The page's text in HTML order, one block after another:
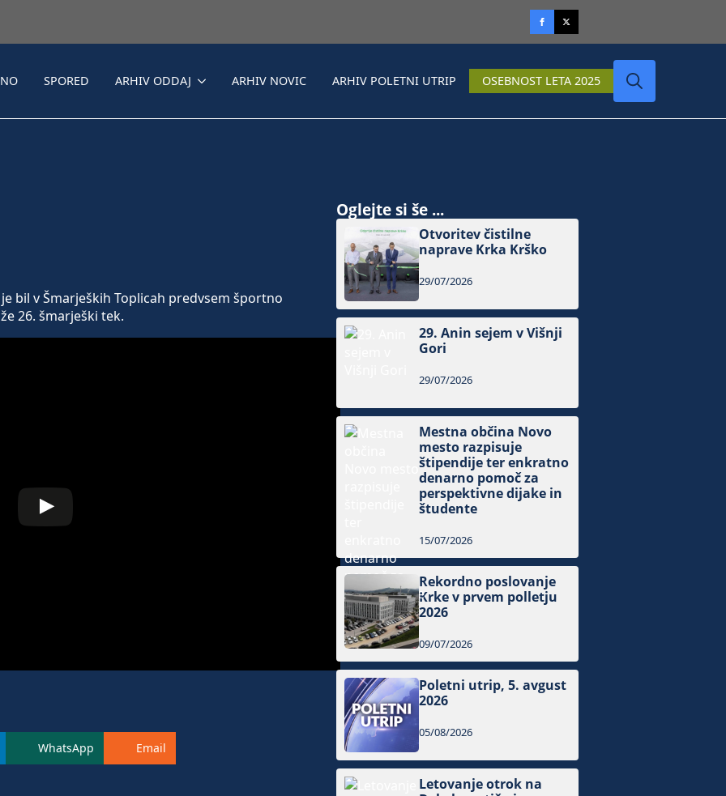
SPORED ARHIV ODDAJ ARHIV NOVIC ARHIV POLETNI UTRIP OSEBNOST LETA 2025
je bil v Šmarjeških Toplicah predvsem športno
26. šmarješki tek.
WhatsApp Email
Oglejte si še ...
Otvoritev čistilne
naprave Krka Krško
29/07/2026
29. Anin sejem v Višnji
Gori
29/07/2026
Mestna občina Novo
mesto razpisuje
štipendije ter enkratno
denarno pomoč za
perspektivne dijake in
študente
15/07/2026
Rekordno poslovanje
Krke v prvem polletju
2026
09/07/2026
Poletni utrip, 5. avgust
2026
05/08/2026
Letovanje otrok na